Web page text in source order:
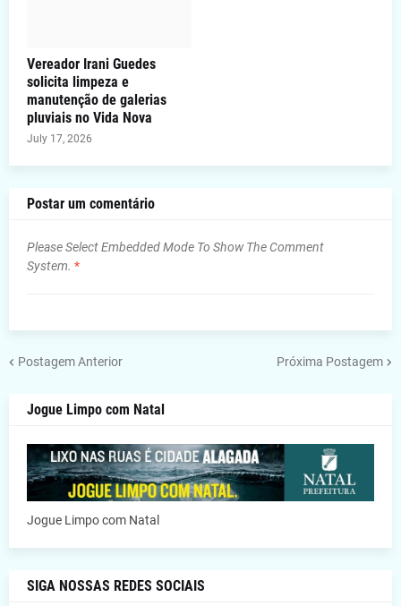
Vereador Irani Guedes
solicita limpeza e
manutenção de galerias
pluviais no Vida Nova
July 17, 2026
Postar um comentário
Please Select Embedded Mode To Show The Comment
System. *
Postagem Anterior Próxima Postagem
Jogue Limpo com Natal
Jogue Limpo com Natal
SIGA NOSSAS REDES SOCIAIS